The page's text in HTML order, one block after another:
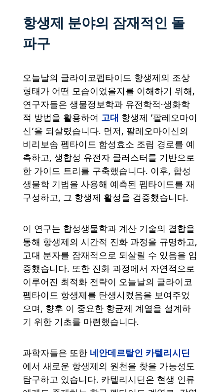
항생제 분야의 잠재적인 돌
파구
오늘날의 글라이코펩타이드 항생제의 조상
형태가 어떤 모습이었을지를 이해하기 위해,
연구자들은 생물정보학과 유전학적·생화학
적 방법을 활용하여 고대 항생제 ‘팔레오마이
신’을 되살렸습니다. 먼저, 팔레오마이신의
비리보솜 펩타이드 합성효소 조립 경로를 예
측하고, 생합성 유전자 클러스터를 기반으로
한 가이드 트리를 구축했습니다. 이후, 합성
생물학 기법을 사용해 예측된 펩타이드를 재
구성하고, 그 항생제 활성을 검증했습니다.
이 연구는 합성생물학과 계산 기술의 결합을
통해 항생제의 시간적 진화 과정을 규명하고,
고대 분자를 잠재적으로 되살릴 수 있음을 입
증했습니다. 또한 진화 과정에서 자연적으로
이루어진 최적화 전략이 오늘날의 글라이코
펩타이드 항생제를 탄생시켰음을 보여주었
으며, 향후 이 중요한 항균제 계열을 설계하
기 위한 기초를 마련했습니다.
과학자들은 또한 네안데르탈인 카텔리시딘
에서 새로운 항생제의 원천을 찾을 가능성도
탐구하고 있습니다. 카텔리시딘은 현생 인류